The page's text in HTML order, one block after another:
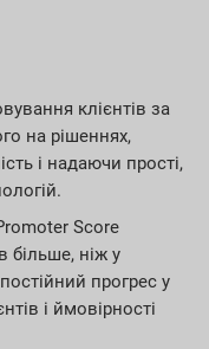
клієнтів за
на рішеннях,
і надаючи прості,
Score
більше, ніж у
прогрес у
і ймовірності